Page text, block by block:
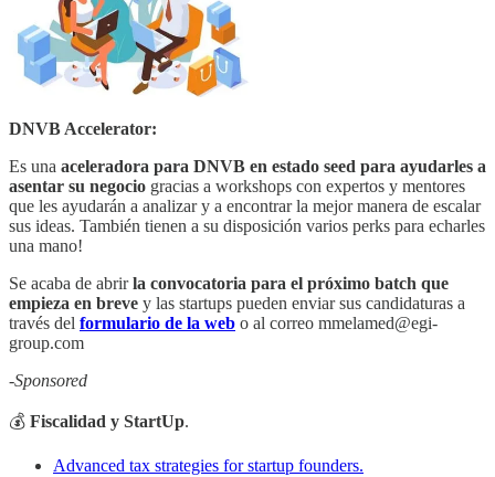
DNVB Accelerator:
Es una aceleradora para DNVB en estado seed para ayudarles a
asentar su negocio gracias a workshops con expertos y mentores
que les ayudarán a analizar y a encontrar la mejor manera de escalar
sus ideas. También tienen a su disposición varios perks para echarles
una mano!
Se acaba de abrirla convocatoria para el próximo batch que
empieza en breve y las startups pueden enviar sus candidaturas a
través del formulario de la web o al correo mmelamed@egi-
group.com
-Sponsored
💰 Fiscalidad y StartUp.
Advanced tax strategies for startup founders.